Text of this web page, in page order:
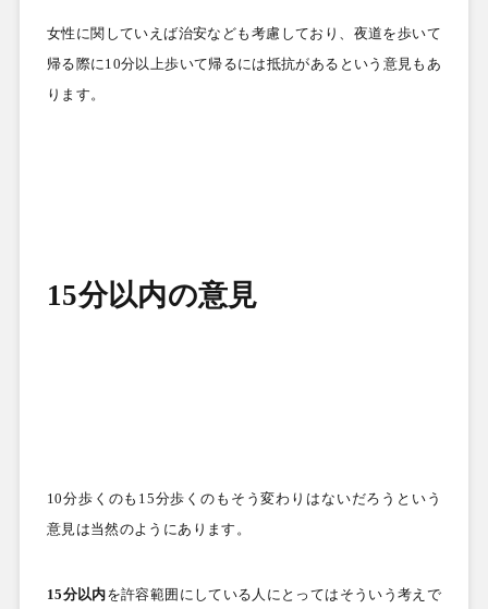
女性に関していえば治安なども考慮しており、夜道を歩いて
帰る際に10分以上歩いて帰るには抵抗があるという意見もあ
ります。
15分以内の意見
10分歩くのも 15分歩くのもそう変わりはないだろうという
意見は当然のようにあります。
15分以内を許容範囲にしている人にとってはそういう考えで